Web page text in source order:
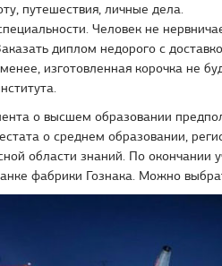
путешествия, личные дела.
Человек не
диплом недорого с
изготовленная корочка не
о высшем образовании
о среднем образовании,
области знаний. По окончании
фабрики Гознака. Можно